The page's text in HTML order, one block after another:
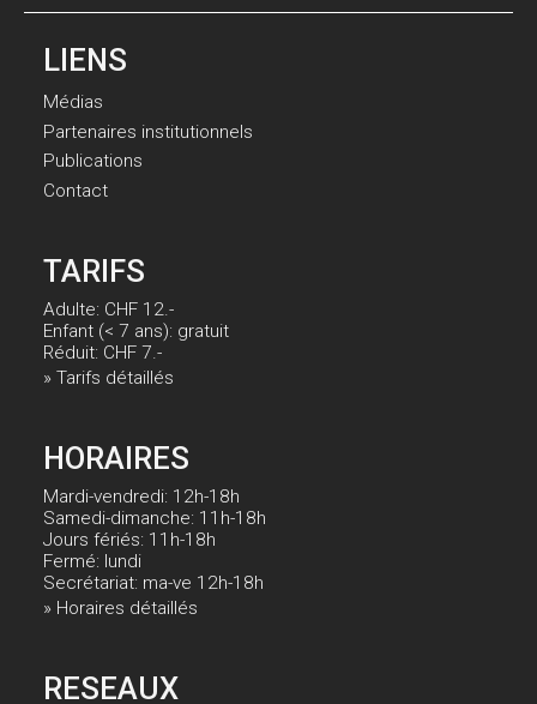
LIENS
Médias
Partenaires institutionnels
Publications
Contact
TARIFS
Adulte: CHF 12.-
Enfant (< 7 ans): gratuit
Réduit: CHF 7.-
» Tarifs détaillés
HORAIRES
Mardi-vendredi: 12h-18h
Samedi-dimanche: 11h-18h
Jours fériés: 11h-18h
Fermé: lundi
Secrétariat: ma-ve 12h-18h
» Horaires détaillés
RESEAUX